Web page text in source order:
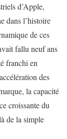
d’Apple,
dans l’histoire
de ces
fallu neuf ans
franchi en
des
la capacité
croissante du
de la simple